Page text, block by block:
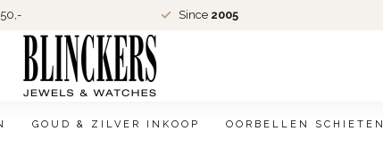
Since 2005
GOUD & ZILVER INKOOP OORBELLEN SCHIETEN